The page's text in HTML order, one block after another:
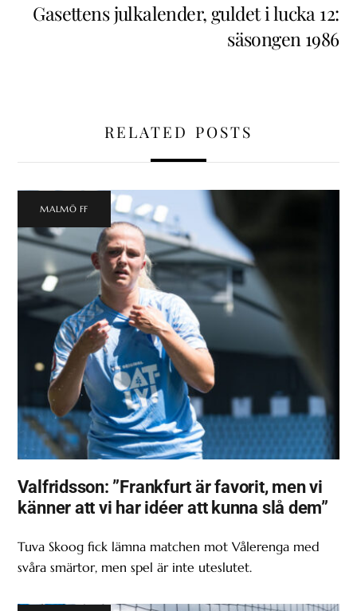
Gasettens julkalender, guldet i lucka 12:
säsongen 1986
RELATED POSTS
MALMÖ FF
Valfridsson: ”Frankfurt är favorit, men vi
känner att vi har idéer att kunna slå dem”
Tuva Skoog fick lämna matchen mot Vålerenga med
svåra smärtor, men spel är inte uteslutet.